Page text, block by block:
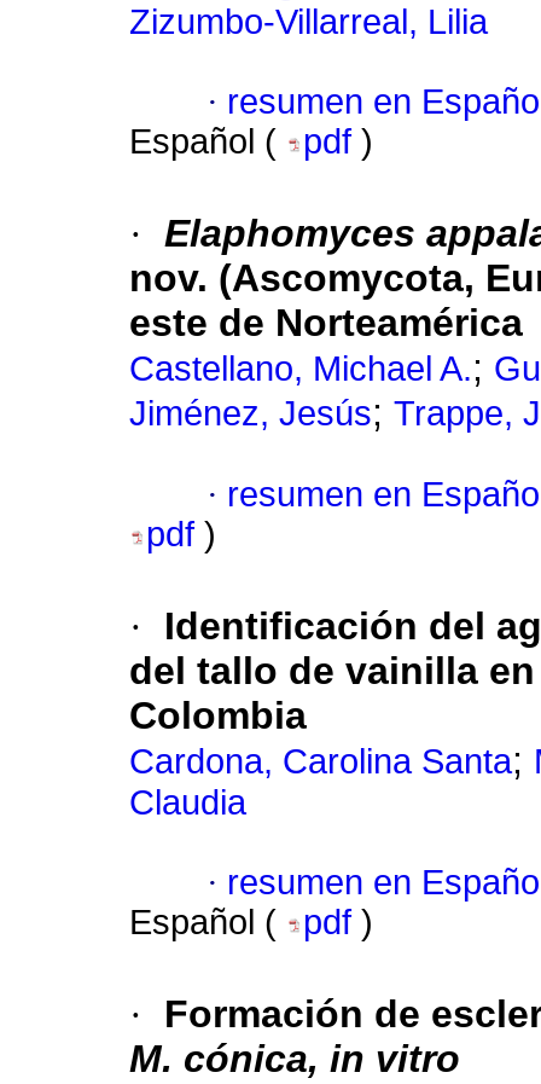
Zizumbo-Villarreal, Lilia
· resumen en
Español (
pdf )
· Elaphomyces
nov. (Ascomycota,
este de Norteamérica
Castellano, Michael A.;
Jiménez, Jesús; Trappe,
· resumen en
pdf )
·
Identificación del
del tallo de vainilla
Colombia
Cardona, Carolina Santa;
Claudia
· resumen en
Español (
pdf )
·
Formación de
M. cónica, in vitro